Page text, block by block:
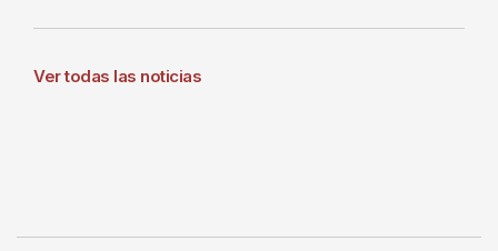
Ver todas las noticias